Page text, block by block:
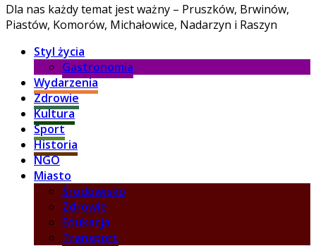
Dla nas każdy temat jest ważny – Pruszków, Brwinów,
Piastów, Komorów, Michałowice, Nadarzyn i Raszyn
Styl życia
Gastronomia
Wydarzenia
Zdrowie
Kultura
Sport
Historia
NGO
Miasto
Środowisko
Zdrowie
Edukacja
Transport